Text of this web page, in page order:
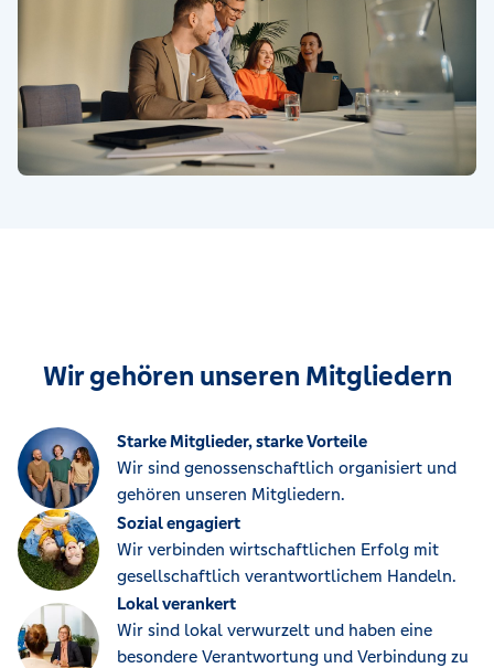
Wir gehören unseren Mitgliedern
Starke Mitglieder, starke Vorteile
Wir sind genossenschaftlich organisiert und
gehören unseren Mitgliedern.
Sozial engagiert
Wir verbinden wirtschaftlichen Erfolg mit
gesellschaftlich verantwortlichem Handeln.
Lokal verankert
Wir sind lokal verwurzelt und haben eine
besondere Verantwortung und Verbindung zu